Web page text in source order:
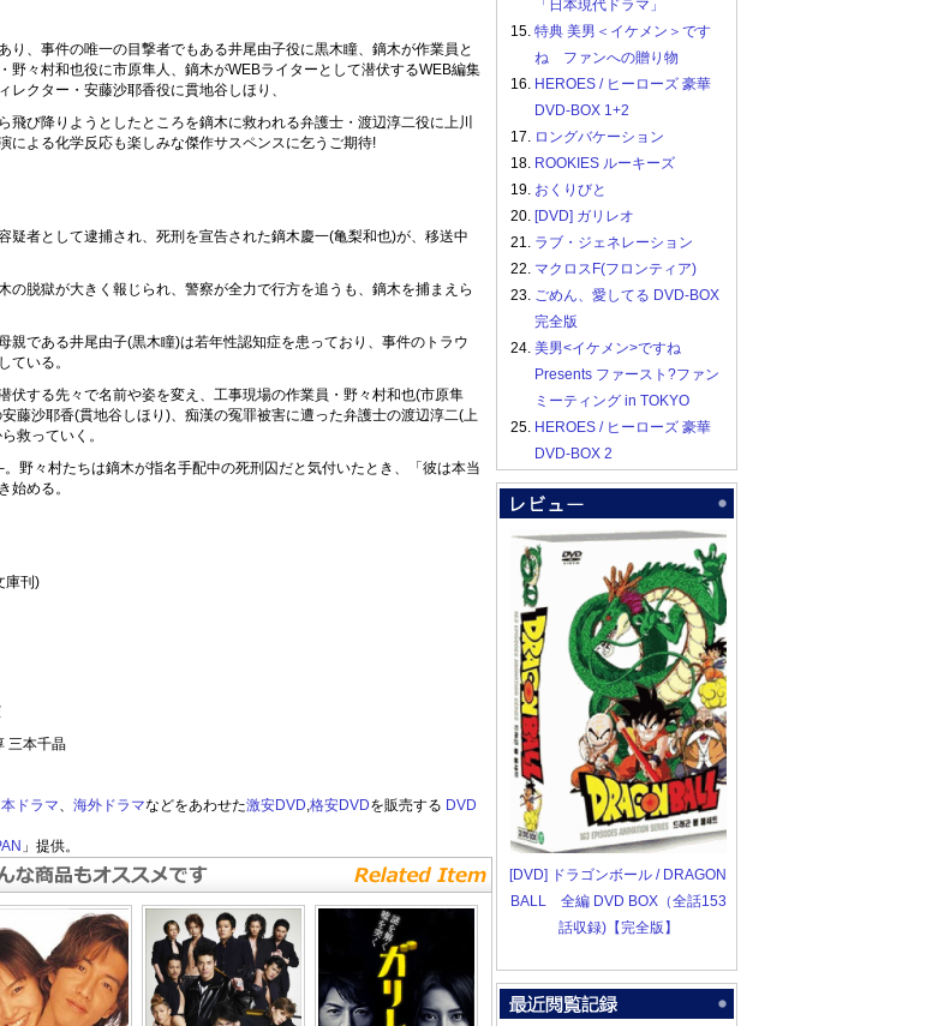
り、事件の唯一の目撃者でもある井尾由子役に黒木瞳、鏑木が作業員と
野々村和也役に市原隼人、鏑木がWEBライターとして潜伏するWEB編集
レクター・安藤沙耶香役に貫地谷しほり、
飛び降りようとしたところを鏑木に救われる弁護士・渡辺淳二役に上川
による化学反応も楽しみな傑作サスペンスに乞うご期待!
疑者として逮捕され、死刑を宣告された鏑木慶一(亀梨和也)が、移送中
の脱獄が大きく報じられ、警察が全力で行方を追うも、鏑木を捕まえら
親である井尾由子(黒木瞳)は若年性認知症を患っており、事件のトラウ
ている。
伏する先々で名前や姿を変え、工事現場の作業員・野々村和也(市原隼
藤沙耶香(貫地谷しほり)、痴漢の冤罪被害に遭った弁護士の渡辺淳二(上
救っていく。
野々村たちは鏑木が指名手配中の死刑囚だと気付いたとき、「彼は本当
始める。
庫刊)
三本千晶
本ドラマ、 海外ドラマなどをあわせた激安DVD,格安DVDを販売する DVD
」提供。
「日本現代ドラマ」
15. 特典 美男＜イケメン＞です
ね ファンへの贈り物
16. HEROES / ヒーローズ 豪華
DVD-BOX 1+2
17. ロングバケーション
18. ROOKIES ルーキーズ
19. おくりびと
20. [DVD] ガリレオ
21. ラブ・ジェネレーション
22. マクロスF(フロンティア)
23. ごめん、愛してる DVD-BOX
完全版
24. 美男<イケメン>ですね
Presents ファースト?ファン
ミーティング in TOKYO
25. HEROES / ヒーローズ 豪華
DVD-BOX 2
[DVD] ドラゴンボール / DRAGON
BALL 全編 DVD BOX（全話153
話収録)【完全版】